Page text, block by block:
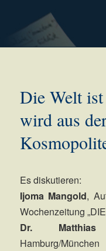
Die Welt
wird aus
Es diskutieren:
Ijoma Mangold,
Wochenzeitung
Dr. Matthias
Hamburg/München